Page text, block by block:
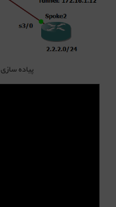
پیاده سازی Dual HUB Single DMVPN